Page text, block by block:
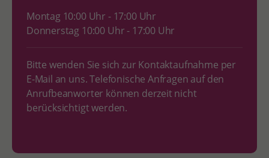
Montag 10:00 Uhr - 17:00 Uhr
Donnerstag 10:00 Uhr - 17:00 Uhr
Bitte wenden Sie sich zur Kontaktaufnahme per
E-Mail an uns. Telefonische Anfragen auf den
Anrufbeanworter können derzeit nicht
berücksichtigt werden.